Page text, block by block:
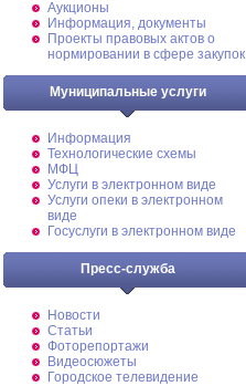
Аукционы
Информация, документы
Проекты правовых актов о
нормировании в сфере закупок
Муниципальные услуги
Информация
Технологические схемы
МФЦ
Услуги в электронном виде
Услуги опеки в электронном
виде
Госуслуги в электронном виде
Пресс-служба
Новости
Статьи
Фоторепортажи
Видеосюжеты
Городское телевидение